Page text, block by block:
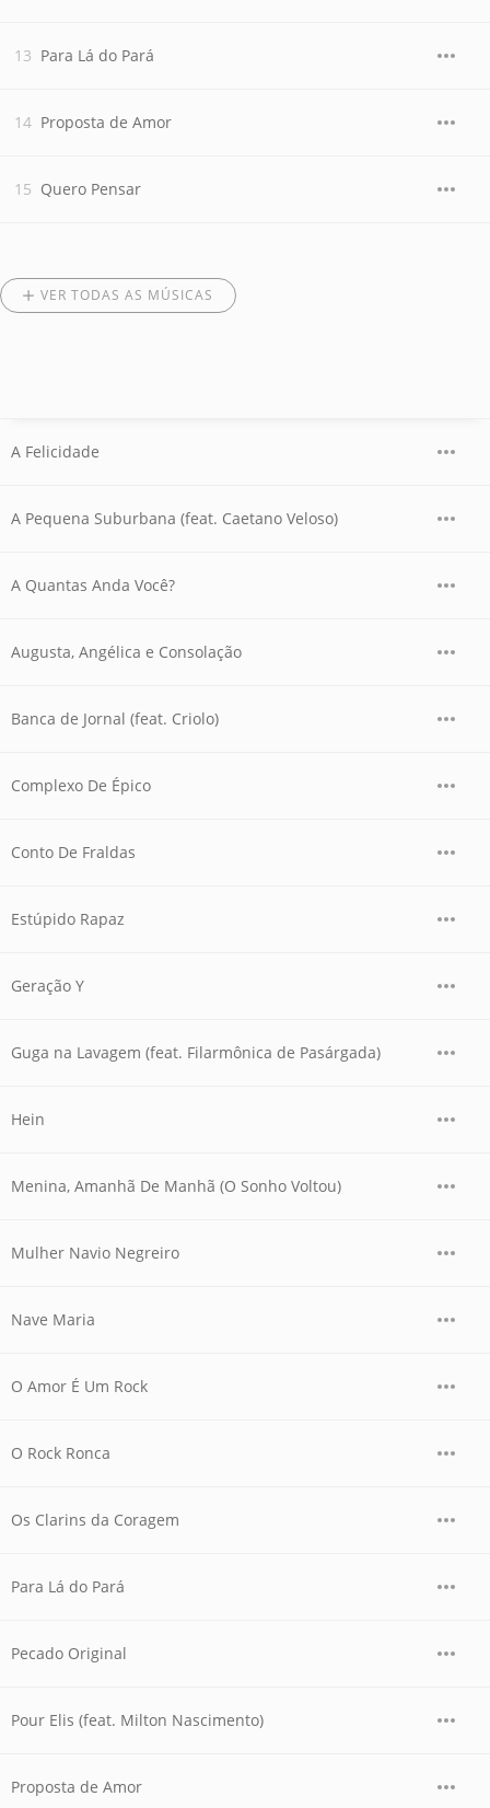
Para Lá do Pará
Proposta de Amor
Quero Pensar
VER TODAS AS MÚSICAS
A Felicidade
A Pequena Suburbana (feat. Caetano Veloso)
A Quantas Anda Você?
Augusta, Angélica e Consolação
Banca de Jornal (feat. Criolo)
Complexo De Épico
Conto De Fraldas
Estúpido Rapaz
Geração Y
Guga na Lavagem (feat. Filarmônica de Pasárgada)
Hein
Menina, Amanhã De Manhã (O Sonho Voltou)
Mulher Navio Negreiro
Nave Maria
O Amor É Um Rock
O Rock Ronca
Os Clarins da Coragem
Para Lá do Pará
Pecado Original
Pour Elis (feat. Milton Nascimento)
Proposta de Amor